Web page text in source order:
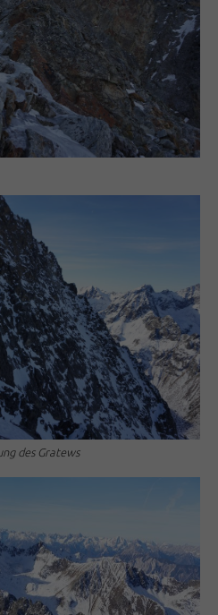
des Gratews